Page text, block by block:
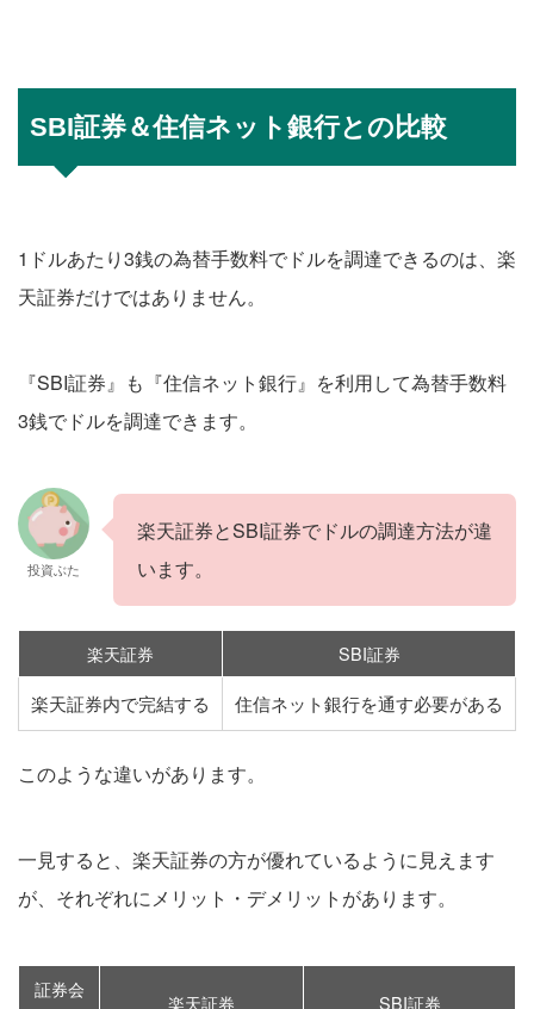
SBI証券＆住信ネット銀行との比較
1ドルあたり3銭の為替手数料でドルを調達できるのは、楽
天証券だけではありません。
『SBI証券』も『住信ネット銀行』を利用して為替手数料
3銭でドルを調達できます。
投資ぶた
楽天証券とSBI証券でドルの調達方法が違
います。
楽天証券
SBI証券
楽天証券内で完結する
住信ネット銀行を通す必要がある
このような違いがあります。
一見すると、楽天証券の方が優れているように見えます
が、それぞれにメリット・デメリットがあります。
証券会
楽天証券 SBI証券